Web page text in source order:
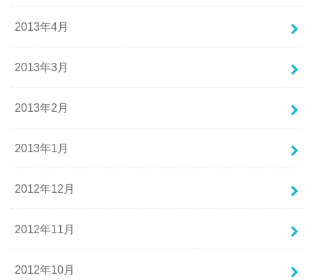
2013年4月
2013年3月
2013年2月
2013年1月
2012年12月
2012年11月
2012年10月